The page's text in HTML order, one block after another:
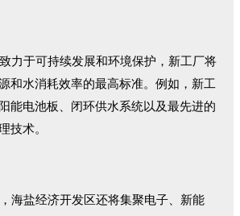
力于可持续发展和环境保护，新工厂将
和水消耗效率的最高标准。例如，新工
能电池板、闭环供水系统以及最先进的
技术。
海盐经济开发区还将集聚电子、新能